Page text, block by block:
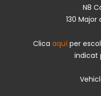
N8
130
Clica aquí per
indicat